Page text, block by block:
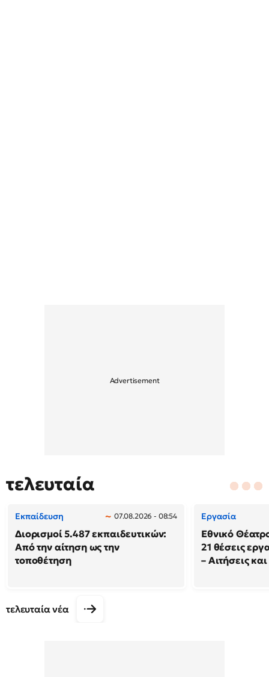
τελευταία
Εκπαίδευση 07.08.2026 - 08:54
Διορισμοί 5.487 εκπαιδευτικών:
Από την αίτηση ως την
τοποθέτηση
Εργασία
Εθνικό
21 θέσεις
– Αιτήσεις
τελευταία νέα